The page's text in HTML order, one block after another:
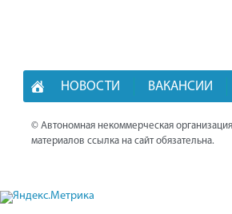
НОВОСТИ ВАКАНСИИ
© Автономная некоммерческая
материалов ссылка на сайт обязательна.